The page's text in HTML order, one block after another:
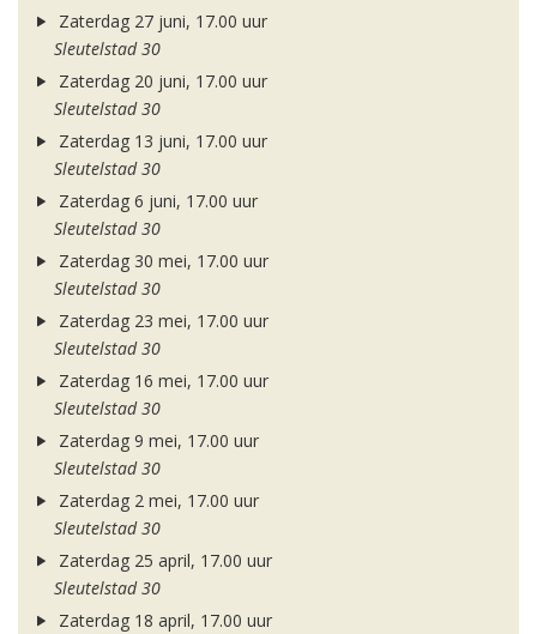
Zaterdag 27 juni, 17.00 uur
Sleutelstad 30
Zaterdag 20 juni, 17.00 uur
Sleutelstad 30
Zaterdag 13 juni, 17.00 uur
Sleutelstad 30
Zaterdag 6 juni, 17.00 uur
Sleutelstad 30
Zaterdag 30 mei, 17.00 uur
Sleutelstad 30
Zaterdag 23 mei, 17.00 uur
Sleutelstad 30
Zaterdag 16 mei, 17.00 uur
Sleutelstad 30
Zaterdag 9 mei, 17.00 uur
Sleutelstad 30
Zaterdag 2 mei, 17.00 uur
Sleutelstad 30
Zaterdag 25 april, 17.00 uur
Sleutelstad 30
Zaterdag 18 april, 17.00 uur